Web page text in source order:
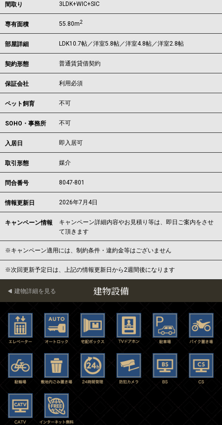
間取り 3LDK+WIC+SIC
専有面積 55.80m2
部屋詳細 LDK10.7帖／洋室5.8帖／洋室4.8帖／洋室2.8帖
契約形態 普通賃貸借契約
保証会社 利用必須
ペット飼育 不可
SOHO・事務所 不可
入居日 即入居可
取引形態 媒介
問合番号 8047-801
情報更新日 2026年7月4日
キャンペーン情報
キャンペーン詳細内容やお見積り等は、即日ご案内をさせ
て頂きます
※キャンペーン適用には、制約条件・違約金等はございません
※次回更新予定日は、上記の情報更新日から2週間後になります
建物設備
建物詳細を見る